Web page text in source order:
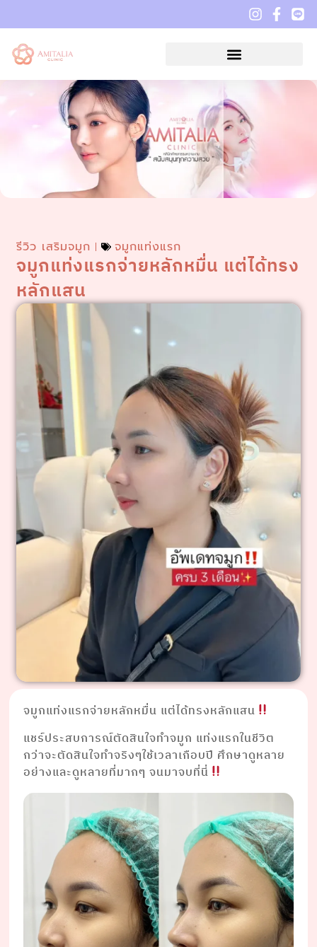
รีวิว เสริมจมูก จมูกแท่งแรก
จมูกแท่งแรกจ่ายหลักหมื่น แต่ได้ทรง
หลักแสน
จมูกแท่งแรกจ่ายหลักหมื่น แต่ได้ทรงหลักแสน
แชร์ประสบการณ์ตัดสินใจทำจมูก แท่งแรกในชีวิต
กว่าจะตัดสินใจทำจริงๆใช้เวลาเกือบปี ศึกษาดูหลาย
อย่างและดูหลายที่มากๆ จนมาจบที่นี่